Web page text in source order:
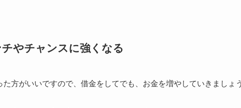
やチャンスに強くなる
方がいいですので、借金をしてでも、お金を増やしていきましょう